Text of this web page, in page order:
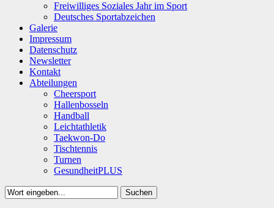
Freiwilliges Soziales Jahr im Sport
Deutsches Sportabzeichen
Galerie
Impressum
Datenschutz
Newsletter
Kontakt
Abteilungen
Cheersport
Hallenbosseln
Handball
Leichtathletik
Taekwon-Do
Tischtennis
Turnen
GesundheitPLUS
Suchen